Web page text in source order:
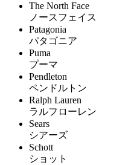
The North Face
ノースフェイス
Patagonia
パタゴニア
Puma
プーマ
Pendleton
ペンドルトン
Ralph Lauren
ラルフローレン
Sears
シアーズ
Schott
ショット